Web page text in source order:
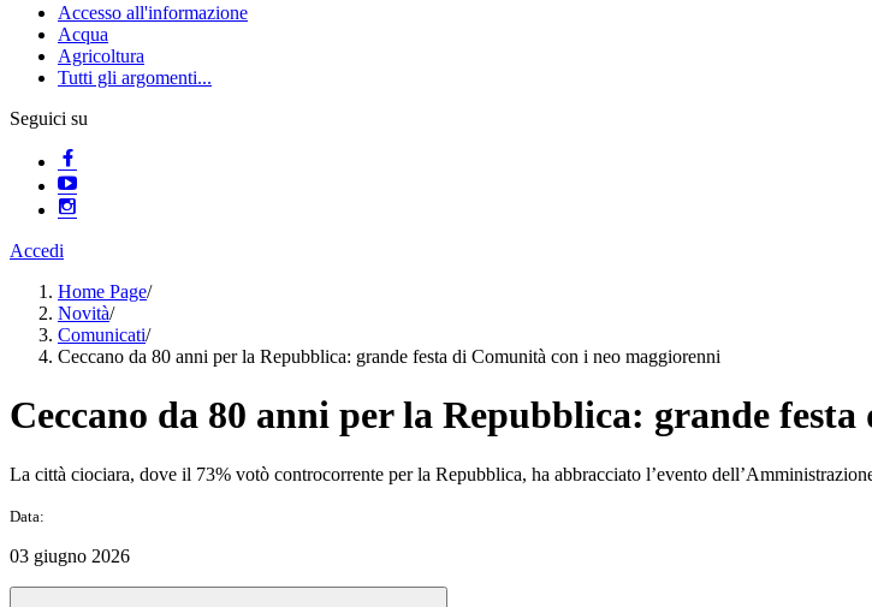
Accesso all'informazione
Acqua
Agricoltura
Tutti gli argomenti...
Seguici su
Accedi
Home Page/
Novità/
Comunicati/
Ceccano da 80 anni per la Repubblica: grande festa di Comunità con i neo maggiorenni
Ceccano da 80 anni per la Repubblica: grande
La città ciociara, dove il 73% votò controcorrente per la Repubblica, ha abbracciato l’evento
Data:
03 giugno 2026